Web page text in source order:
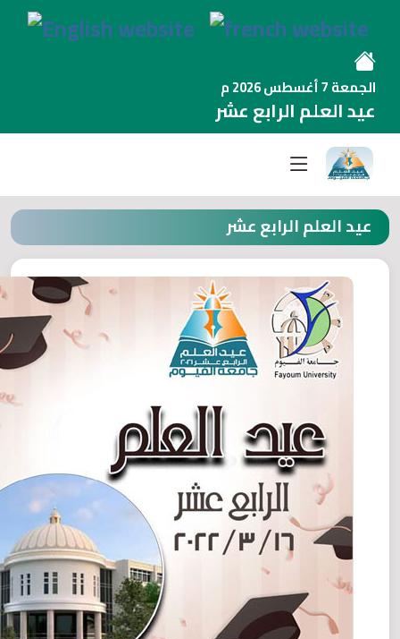
الجمعة 7 أغسطس 2026 م
عيد العلم الرابع عشر
عيد العلم الرابع عشر